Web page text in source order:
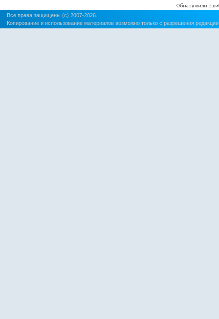
Все права защищены (c) 2007-2026.
Копирование и использование материалов возможно только с разрешения